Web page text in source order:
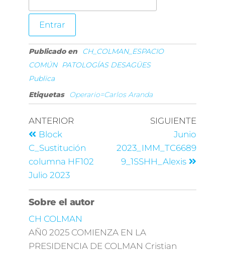
Publicado en
CH_COLMAN_ESPACIO
COMÚN PATOLOGÍAS DESAGÜES
Publica
Etiquetas
Operario=Carlos Aranda
ANTERIOR
Block
C_Sustitución
columna HF102
Julio 2023
SIGUIENTE
Junio
2023_IMM_TC6689
9_1SSHH_Alexis
Sobre el autor
CH COLMAN
AÑ0 2025 COMIENZA EN LA
PRESIDENCIA DE COLMAN Cristian